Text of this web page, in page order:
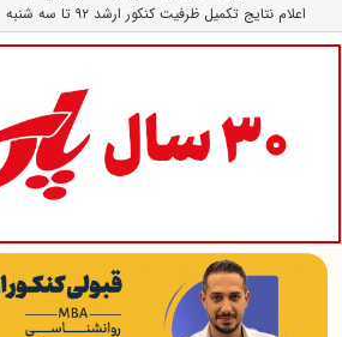
اعلام نتایج تکمیل ظرفیت کنکور ارشد ۹۲ تا سه شنبه